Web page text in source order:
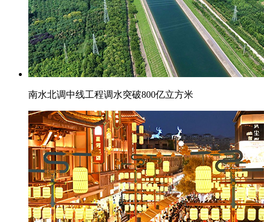
南水北调中线工程调水突破800亿立方米